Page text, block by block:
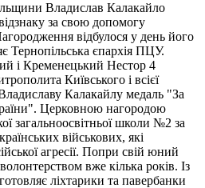
Владислав Калакайло
за свою допомогу
відбулося у день його
Тернопільська єпархія ПЦУ.
і Кременецький Нестор 4
Київського і всієї
Калакайлу медаль "За
Церковною нагородою
загальноосвітньої школи №2 за
військових, які
агресії. Попри свій юний
вже кілька років. Із
ліхтарики та павербанки